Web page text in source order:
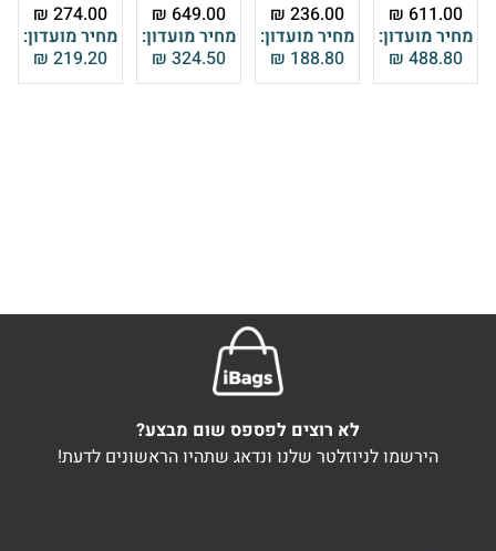
מחיר מועדון:
₪ 488.80
₪ 611.00
מחיר מועדון:
₪ 188.80
₪ 236.00
מחיר מועדון:
₪ 324.50
₪ 649.00
מחיר מועדון:
₪ 219.20
₪ 274.00
לא רוצים לפספס שום מבצע?
הירשמו לניוזלטר שלנו ונדאג שתהיו הראשונים לדעת!